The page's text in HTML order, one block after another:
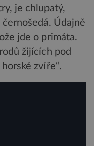
je chlupatý,
Údajně
jde o primáta.
žijících pod
zvíře“.